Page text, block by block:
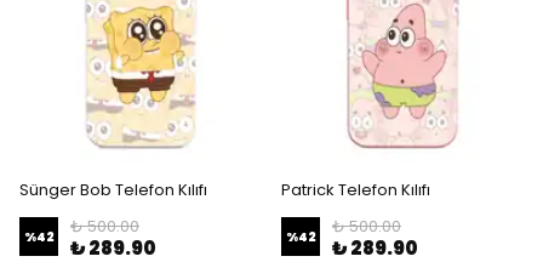
Sünger Bob Telefon Kılıfı
%42 ₺ 500.00
₺ 289.90
Patrick Telefon Kılıfı
%42 ₺ 500.00
₺ 289.90